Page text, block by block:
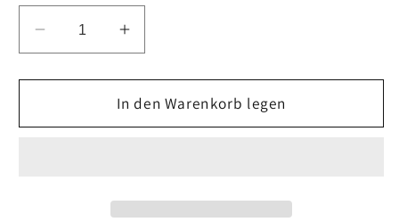
Verringere
die
Menge
Meistercello
Erhöhe
die
Menge
für
Meistercello
In den Warenkorb legen